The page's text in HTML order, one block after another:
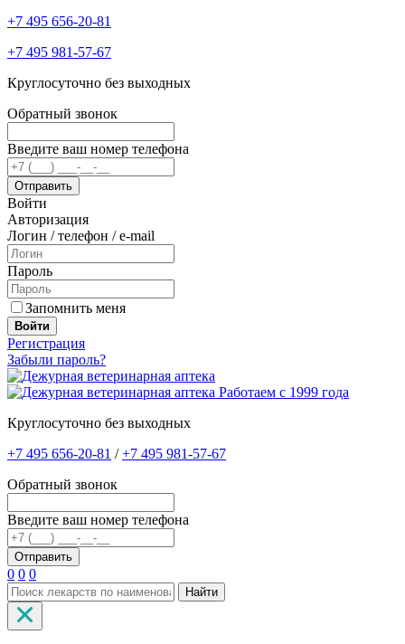
+7 495 656-20-81
+7 495 981-57-67
Круглосуточно без выходных
Обратный звонок
Введите ваш номер телефона
Войти
Авторизация
Логин / телефон / e-mail
Пароль
Запомнить меня
Войти
Регистрация
Забыли пароль?
Работаем с 1999 года
Круглосуточно без выходных
+7 495 656-20-81 /+7 495 981-57-67
Обратный звонок
Введите ваш номер телефона
0 0 0
Найти